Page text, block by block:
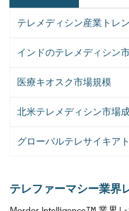
テレメディシン産業トレ
インドのテレメディシン
医療キオスク市場規模
北米テレメディシン市場
グローバルテレサイキア
テレファーマシー業界